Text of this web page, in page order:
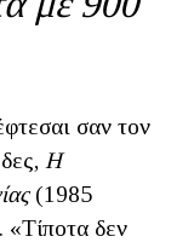
σαν τον
Η
(1985
δεν